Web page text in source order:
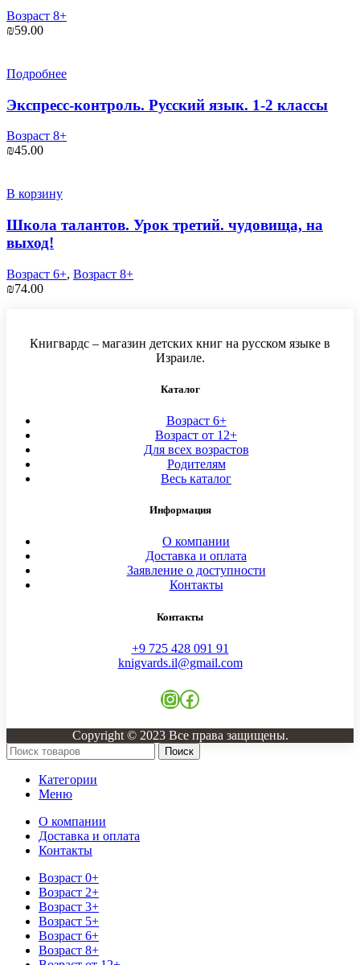
Возраст 8+
₪59.00
Подробнее
Экспресс-контроль. Русский язык. 1-2 классы
Возраст 8+
₪45.00
В корзину
Школа талантов. Урок третий. чудовища, на
выход!
Возраст 6+, Возраст 8+
₪74.00
Книгвардс – магазин детских книг на русском языке в
Израиле.
Каталог
Возраст 6+
Возраст от 12+
Для всех возрастов
Родителям
Весь каталог
Информация
О компании
Доставка и оплата
Заявление о доступности
Контакты
Контакты
+9 725 428 091 91
knigvards.il@gmail.com
Copyright © 2023 Все права защищены.
Поиск
Категории
Меню
О компании
Доставка и оплата
Контакты
Возраст 0+
Возраст 2+
Возраст 3+
Возраст 5+
Возраст 6+
Возраст 8+